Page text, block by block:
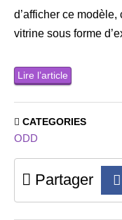
d’afficher ce
vitrine sous forme
Lire l’article
CATEGORIES
ODD
Partager